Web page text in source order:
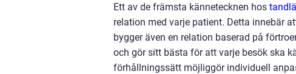
Ett av de främsta kännetecknen hos
relation med varje patient. Detta innebär
bygger även en relation baserad på
och gör sitt bästa för att varje besök ska
förhållningssätt möjliggör individuell